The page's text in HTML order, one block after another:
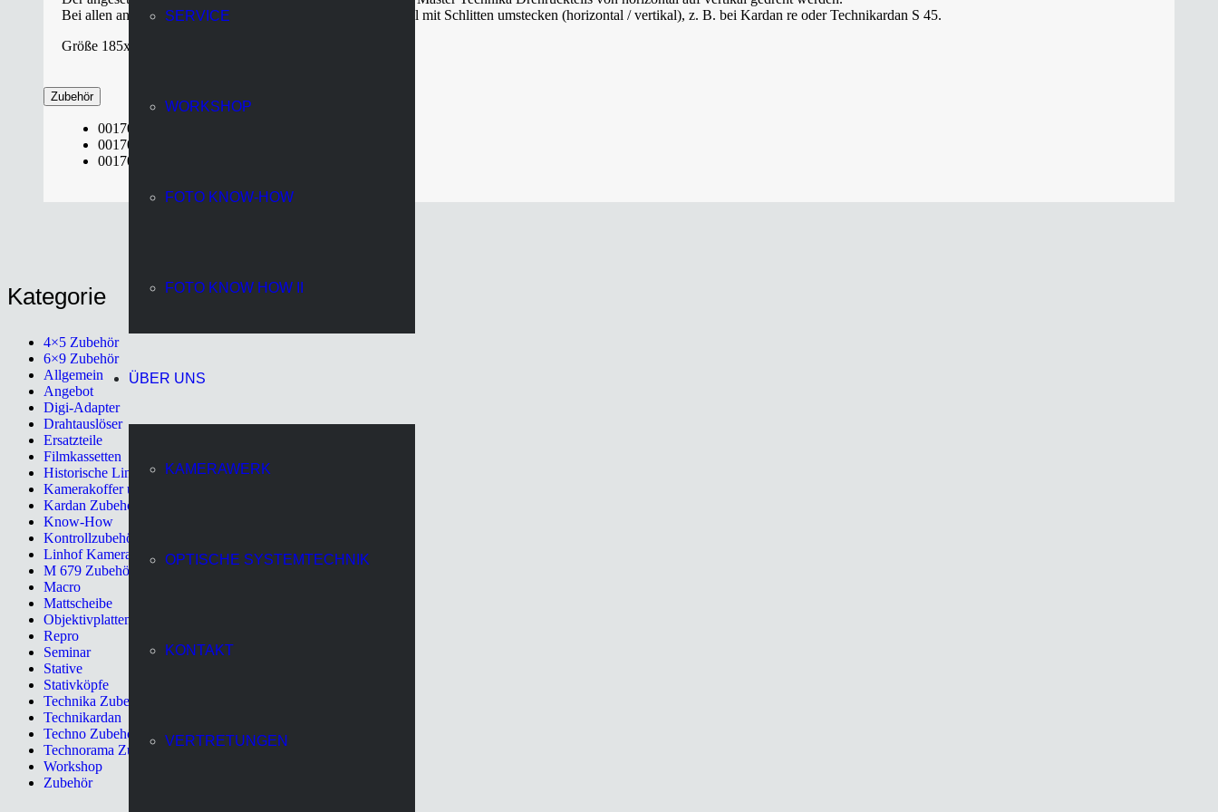
SERVICE
WORKSHOP
FOTO KNOW-HOW
FOTO KNOW HOW II
ÜBER UNS
KAMERAWERK
OPTISCHE SYSTEMTECHNIK
KONTAKT
VERTRETUNGEN
Bei allen anderen klassischen Kameras muss man das Rückteil mit Schlitten umstecken (horizontal / vertikal), z. B. bei Kardan re oder Technikardan S 45.
Größe 185x130x25 mm, Gewicht 460 g
Zubehör
001700 Adapterplatte für Hasselblad V
001701 Adapterplatte für Hasselblad H
001702 Adapterplatte für Leaf / Mamiya
Kategorie
4×5 Zubehör
6×9 Zubehör
Allgemein
Angebot
Digi-Adapter
Drahtauslöser
Ersatzteile
Filmkassetten
Historische Linhof Kameras
Kamerakoffer und Rucksack
Kardan Zubehör
Know-How
Kontrollzubehör
Linhof Kamera
M 679 Zubehör
Macro
Mattscheibe
Objektivplatten
Repro
Seminar
Stative
Stativköpfe
Technika Zubehör
Technikardan
Techno Zubehör
Technorama Zubehör
Workshop
Zubehör